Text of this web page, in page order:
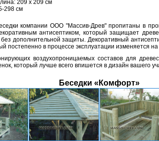
209 x 209 см
298 см
компании ООО "Массив-Древ" пропитаны в
антисептиком, который защищает
дополнительной защиты. Декоративный
постепенно в процессе эксплуатации изменяется
воздухопроницаемых составов для
который лучше всего впишется в дизайн вашего
Беседки «Комфорт»